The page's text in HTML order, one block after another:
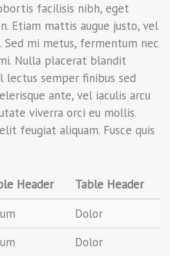
facilisis nibh, eget
Etiam mattis augue justo, vel
Sed mi metus, fermentum nec
Nulla placerat blandit
lectus semper finibus sed
ante, vel iaculis arcu
viverra orci eu mollis.
feugiat aliquam. Fusce quis
Header
Table Header
Dolor
Dolor